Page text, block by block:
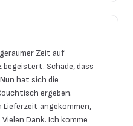
Zeit auf
begeistert. Schade, dass
hat sich die
ergeben.
angekommen,
Dank. Ich komme